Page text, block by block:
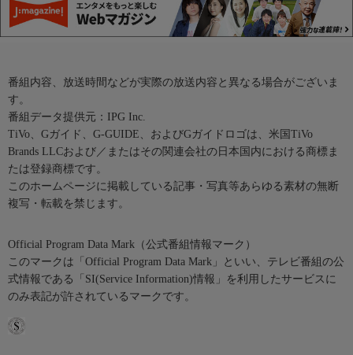
番組内容、放送時間などが実際の放送内容と異なる場合がございま
す。
番組データ提供元：IPG Inc.
TiVo、Gガイド、G-GUIDE、およびGガイドロゴは、米国TiVo
Brands LLCおよび／またはその関連会社の日本国内における商標ま
たは登録商標です。
このホームページに掲載している記事・写真等あらゆる素材の無断
複写・転載を禁じます。
Official Program Data Mark（公式番組情報マーク）
このマークは「Official Program Data Mark」といい、テレビ番組の公
式情報である「SI(Service Information)情報」を利用したサービスに
のみ表記が許されているマークです。